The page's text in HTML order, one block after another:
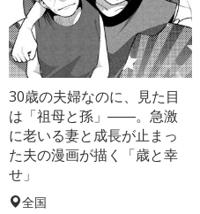
30歳の夫婦なのに、見た目
は「祖母と孫」――。急激
に老いる妻と成長が止まっ
た夫の漫画が描く「歳と幸
せ」
全国